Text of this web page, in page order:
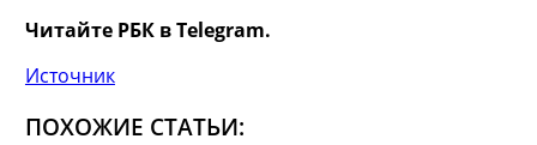
Читайте РБК в Telegram.
Источник
ПОХОЖИЕ СТАТЬИ: